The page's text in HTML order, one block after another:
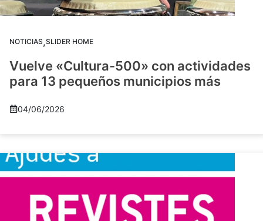
NOTICIAS,SLIDER HOME
Vuelve «Cultura-500» con actividades
para 13 pequeños municipios más
04/06/2026